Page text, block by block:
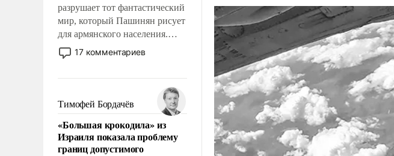
разрушает тот фантастический
мир, который Пашинян рисует
для армянского населения.
Мир, где политические
прожекты будут безусловно
налогоплательщиков и где
Еревану за свои поступки не
нужно отвечать.
17 комментариев
Тимофей Бордачёв
«Большая крокодила» из
Израиля показала проблему
границ допустимого